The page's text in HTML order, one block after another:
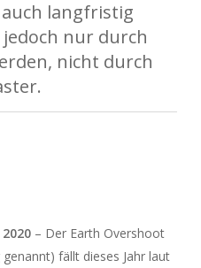
langfristig
nur durch
nicht durch
2020– Der Earth Overshoot
fällt dieses Jahr laut